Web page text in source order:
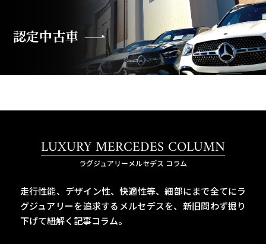
認定中古車
LUXURY MERCEDES COLUMN
ラグジュアリーメルセデス コラム
走行性能、デザイン性、快適性等、細部にまで全てにラ
グジュアリーを追求するメルセデスを、 新旧問わず掘り
下げて紐解く記事コラム。